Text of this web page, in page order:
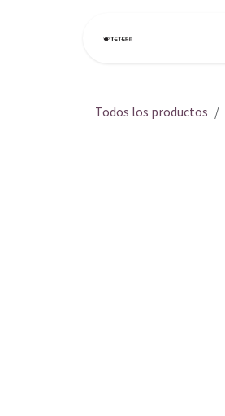
Todos los productos